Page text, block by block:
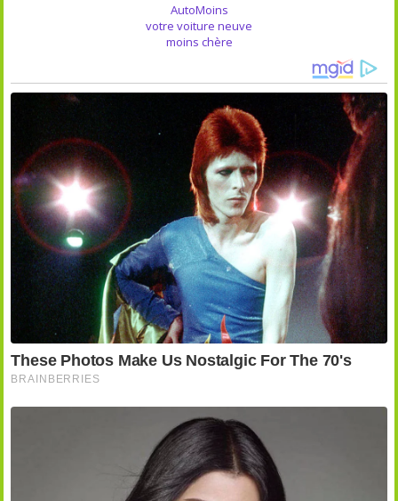
AutoMoins
votre voiture neuve
moins chère